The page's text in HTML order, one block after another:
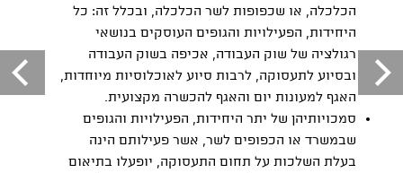
הכלכלה, או שכפופות לשר הכלכלה, ובכלל זה: כל
היחידות, הפעילויות והגופים העוסקים בנושאי
רגולציה של שוק העבודה, אכיפה בשוק העבודה
ובסיוע לתעסוקה, לרבות סיוע לאוכלוסיות מיוחדות,
האגף למעונות יום והאגף להכשרה מקצועית.
סמכויותיהן של יתר היחידות, הפעילויות והגופים
שבמשרד או הכפופים לשר, אשר פעילותם הינה
בעלת השלכות על תחום התעסוקה, יופעלו בתיאום